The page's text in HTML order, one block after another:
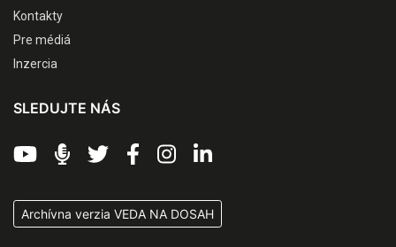
Kontakty
Pre médiá
Inzercia
SLEDUJTE NÁS
Archívna verzia VEDA NA DOSAH